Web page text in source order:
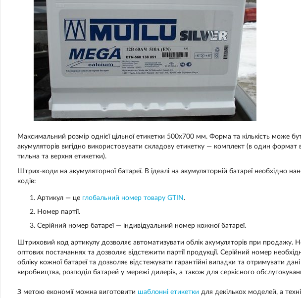
Максимальний розмір однієї цільної етикетки 500х700 мм. Форма та кількість може
акумуляторів вигідно використовувати складову етикетку — комплект (в один формат
тильна та верхня етикетки).
Штрих-коди на акумуляторної батареї. В ідеалі на акумуляторній батареї необхідно
кодів:
Артикул — це глобальний номер товару GTIN.
Номер партії.
Серійний номер батареї — індивідуальний номер кожної батареї.
Штриховий код артикулу дозволяє автоматизувати облік акумуляторів при продажу.
оптових постачаннях та дозволяє відстежити партії продукції. Серійний номер
обліку кожної батареї та дозволяє відстежувати гарантійні випадки та отримувати
виробництва, розподіл батарей у мережі дилерів, а також для сервісного
З метою економії можна виготовити шаблонні етикетки для декількох моделей, а